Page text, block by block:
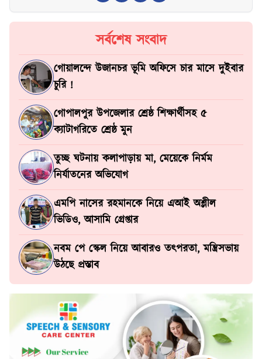
সর্বশেষ সংবাদ
গোয়ালন্দে উজানচর ভূমি অফিসে চার মাসে দুইবার
চুরি !
গোপালপুর উপজেলার শ্রেষ্ঠ শিক্ষার্থীসহ ৫
ক্যাটাগরিতে শ্রেষ্ঠ মুন
তুচ্ছ ঘটনায় কলাপাড়ায় মা, মেয়েকে নির্মম
নির্যাতনের অভিযোগ
এমপি নাসের রহমানকে নিয়ে এআই অশ্লীল
ভিডিও, আসামি গ্রেপ্তার
নবম পে স্কেল নিয়ে আবারও তৎপরতা, মন্ত্রিসভায়
উঠছে প্রস্তাব